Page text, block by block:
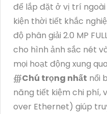
để lắp đặt ở vị trí
kiện thời tiết khắc
độ phân giải 2.0 MP
cho hình ảnh sắc nét
mọi hoạt động xung
∰Chú trọng nhất nổi
năng tiết kiệm chi phí,
over Ethernet) giúp